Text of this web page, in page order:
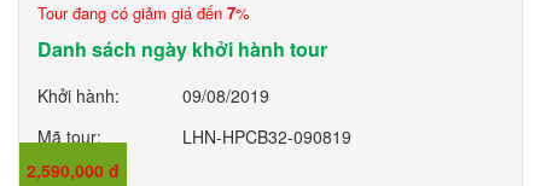
Tour đang có giảm giá đến 7%
Danh sách ngày khởi hành tour
Khởi hành:
09/08/2019
Mã tour:
LHN-HPCB32-090819
Giá:
2,590,000 đ